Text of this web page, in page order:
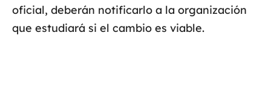
oficial, deberán notificarlo a la organización
que estudiará si el cambio es viable.